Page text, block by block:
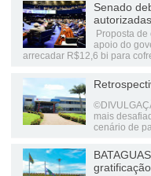
Senado
Proposta
apoio do
arrecadar R$12,6 bi para
mais
cenário de